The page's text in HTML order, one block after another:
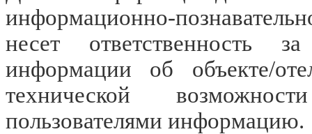
информационно-
несет ответственность
информации об объекте/
технической
пользователями информацию.